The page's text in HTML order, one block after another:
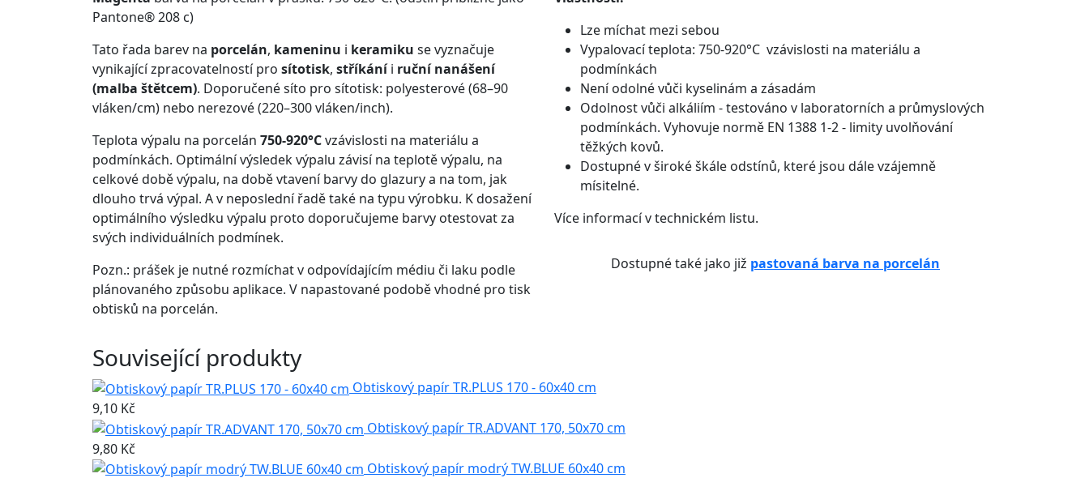
Pantone® 208 c)
Tato řada barev na porcelán, kameninu i keramiku se vyznačuje
vynikající zpracovatelností pro sítotisk, stříkáníi ruční nanášení
(malba štětcem). Doporučené síto pro sítotisk: polyesterové (68–90
vláken/cm) nebo nerezové (220–300 vláken/inch).
Teplota výpalu na porcelán 750-920°Cvzávislosti na materiálu a
podmínkách. Optimální výsledek výpalu závisí na teplotě výpalu, na
celkové době výpalu, na době vtavení barvy do glazury a na tom, jak
dlouho trvá výpal. A v neposlední řadě také na typu výrobku. K dosažení
optimálního výsledku výpalu proto doporučujeme barvy otestovat za
svých individuálních podmínek.
Pozn.: prášek je nutné rozmíchat v odpovídajícím médiu či laku podle
plánovaného způsobu aplikace. V napastované podobě vhodné pro tisk
obtisků na porcelán.
Lze míchat mezi sebou
Vypalovací teplota: 750-920°C vzávislosti na materiálu a
podmínkách
Není odolné vůči kyselinám a zásadám
Odolnost vůči alkáliím - testováno v laboratorních a průmyslových
podmínkách. Vyhovuje normě EN 1388 1-2 - limity uvolňování
těžkých kovů.
Dostupné v široké škále odstínů, které jsou dále vzájemně
mísitelné.
Více informací v technickém listu.
Dostupné také jako již pastovaná barva na porcelán
Související produkty
Obtiskový papír TR.PLUS 170 - 60x40 cm
9,10 Kč
Obtiskový papír TR.ADVANT 170, 50x70 cm
9,80 Kč
Obtiskový papír modrý TW.BLUE 60x40 cm